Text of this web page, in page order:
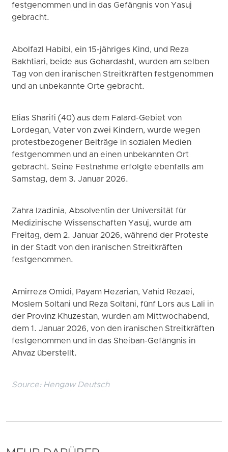
festgenommen und in das Gefängnis von Yasuj
gebracht.
Abolfazl Habibi, ein 15-jähriges Kind, und Reza
Bakhtiari, beide aus Gohardasht, wurden am selben
Tag von den iranischen Streitkräften festgenommen
und an unbekannte Orte gebracht.
Elias Sharifi (40) aus dem Falard-Gebiet von
Lordegan, Vater von zwei Kindern, wurde wegen
protestbezogener Beiträge in sozialen Medien
festgenommen und an einen unbekannten Ort
gebracht. Seine Festnahme erfolgte ebenfalls am
Samstag, dem 3. Januar 2026.
Zahra Izadinia, Absolventin der Universität für
Medizinische Wissenschaften Yasuj, wurde am
Freitag, dem 2. Januar 2026, während der Proteste
in der Stadt von den iranischen Streitkräften
festgenommen.
Amirreza Omidi, Payam Hezarian, Vahid Rezaei,
Moslem Soltani und Reza Soltani, fünf Lors aus Lali in
der Provinz Khuzestan, wurden am Mittwochabend,
dem 1. Januar 2026, von den iranischen Streitkräften
festgenommen und in das Sheiban-Gefängnis in
Ahvaz überstellt.
Source: Hengaw Deutsch